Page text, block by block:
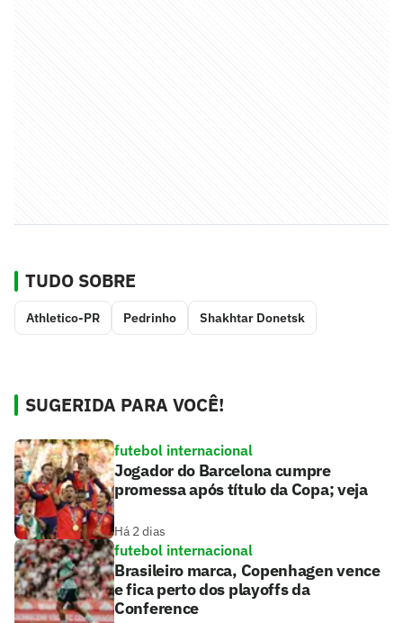
TUDO SOBRE
Athletico-PR Pedrinho Shakhtar Donetsk
SUGERIDA PARA VOCÊ!
futebol internacional
Jogador do Barcelona cumpre
promessa após título da Copa; veja
Há 2 dias
futebol internacional
Brasileiro marca, Copenhagen vence
e fica perto dos playoffs da
Conference